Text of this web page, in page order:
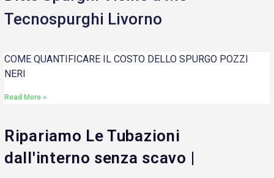
Tecnospurghi Livorno
COME QUANTIFICARE IL COSTO DELLO SPURGO POZZI
NERI
Read More »
Ripariamo Le Tubazioni
dall'interno senza scavo |